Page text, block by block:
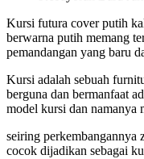
Kursi futura cover putih
berwarna putih memang
pemandangan yang baru
Kursi adalah sebuah
berguna dan bermanfaat
model kursi dan namanya
seiring perkembangannya
cocok dijadikan sebagai